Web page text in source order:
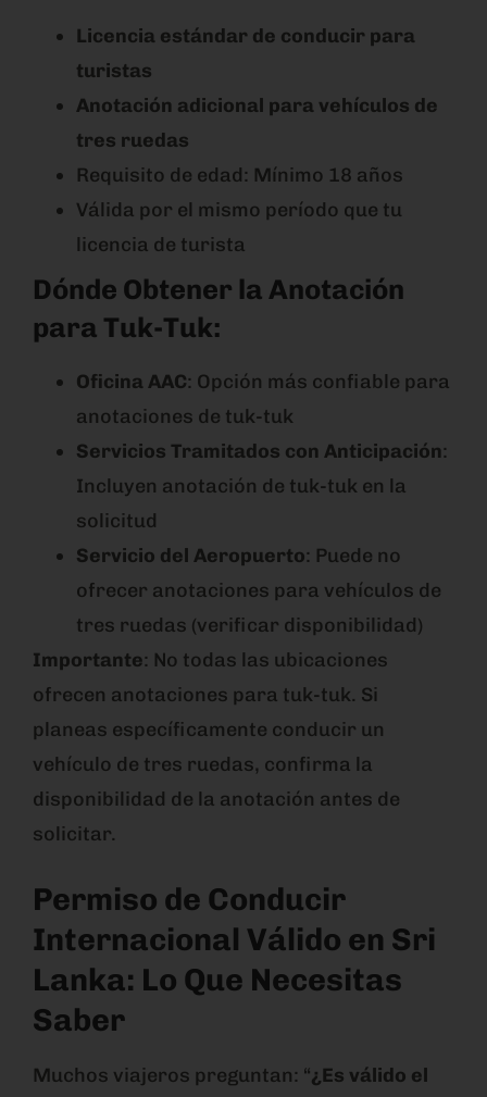
Licencia estándar de conducir para
turistas
Anotación adicional para vehículos de
tres ruedas
Requisito de edad: Mínimo 18 años
Válida por el mismo período que tu
licencia de turista
Dónde Obtener la Anotación
para Tuk-Tuk:
Oficina AAC: Opción más confiable para
anotaciones de tuk-tuk
Servicios Tramitados con Anticipación:
Incluyen anotación de tuk-tuk en la
solicitud
Servicio del Aeropuerto: Puede no
ofrecer anotaciones para vehículos de
tres ruedas (verificar disponibilidad)
Importante: No todas las ubicaciones
ofrecen anotaciones para tuk-tuk. Si
planeas específicamente conducir un
vehículo de tres ruedas, confirma la
disponibilidad de la anotación antes de
solicitar.
Permiso de Conducir
Internacional Válido en Sri
Lanka: Lo Que Necesitas
Saber
Muchos viajeros preguntan: “¿Es válido el